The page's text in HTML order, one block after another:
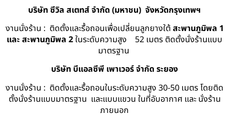
บริษัท ซีวิล สเตทส์ จำกัด (มหาชน) จังหวัดกรุงเทพฯ
งานนั่งร้าน : ติดตั้งและรื้อถอนเพื่อเปลี่ยนลูกยางใต้ สะพานภูมิพล 1
และ สะพานภูมิพล 2ในระดับความสูง 52 เมตร ติดตั้งนั่งร้านแบบ
มาตรฐาน
บริษัท บีแอลซีพี เพาเวอร์ จำกัด ระยอง
งานนั่งร้าน : ติดตั้งและรื้อถอนในระดับความสูง 30-50 เมตร โดยติด
ตั้งนั่งร้านแบบมาตรฐาน และแบบแขวน ในที่อับอากาศ และ นั่งร้าน
ภายนอก